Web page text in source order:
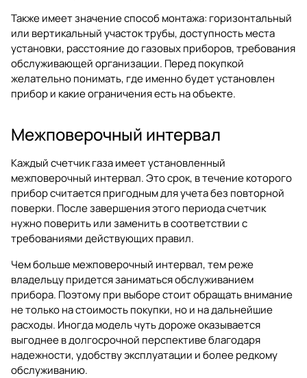
Также имеет значение способ монтажа: горизонтальный
или вертикальный участок трубы, доступность места
установки, расстояние до газовых приборов, требования
обслуживающей организации. Перед покупкой
желательно понимать, где именно будет установлен
прибор и какие ограничения есть на объекте.
Межповерочный интервал
Каждый счетчик газа имеет установленный
межповерочный интервал. Это срок, в течение которого
прибор считается пригодным для учета без повторной
поверки. После завершения этого периода счетчик
нужно поверить или заменить в соответствии с
требованиями действующих правил.
Чем больше межповерочный интервал, тем реже
владельцу придется заниматься обслуживанием
прибора. Поэтому при выборе стоит обращать внимание
не только на стоимость покупки, но и на дальнейшие
расходы. Иногда модель чуть дороже оказывается
выгоднее в долгосрочной перспективе благодаря
надежности, удобству эксплуатации и более редкому
обслуживанию.